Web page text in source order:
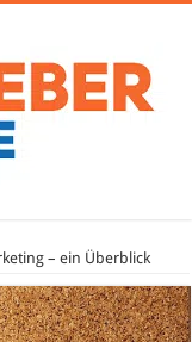
– ein Überblick